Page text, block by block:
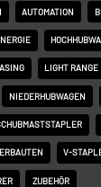
AUTOMATION
LIGHT RANGE
NIEDERHUBWAGEN
V-
ZUBEHÖR